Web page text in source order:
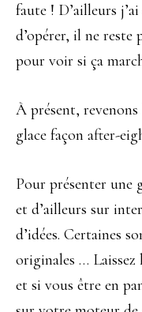
faute ! D’ailleurs
d’opérer, il ne reste
pour voir si ça
À présent,
glace façon after-
Pour présenter une
et d’ailleurs sur
d’idées. Certaines
originales …
et si vous être en